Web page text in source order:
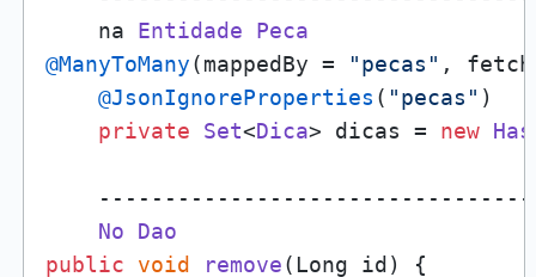
    na
Entidade
Peca
@ManyToMany(mappedBy = "pecas" ,
@JsonIgnoreProperties ( "pecas" )
private
Set<Dica> dicas = new
No
Dao
public
void remove(Long id ) {